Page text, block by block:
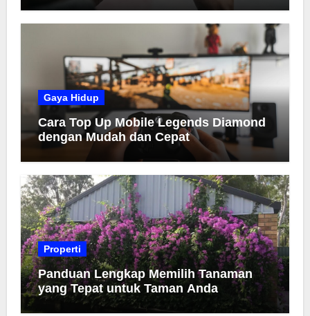
Gaya Hidup
Cara Top Up Mobile Legends Diamond
dengan Mudah dan Cepat
Properti
Panduan Lengkap Memilih Tanaman
yang Tepat untuk Taman Anda